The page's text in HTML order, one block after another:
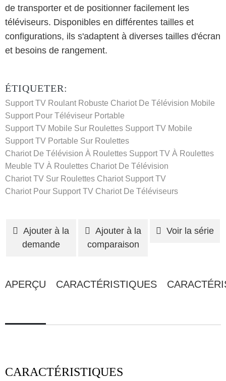
de transporter et de positionner facilement les
téléviseurs. Disponibles en différentes tailles et
configurations, ils s'adaptent à diverses tailles d'écran
et besoins de rangement.
ÉTIQUETER:
Support TV Roulant Robuste Chariot De Télévision Mobile
Support Pour Téléviseur Portable
Support TV Mobile Sur Roulettes Support TV Mobile
Support TV Portable Sur Roulettes
Chariot De Télévision À Roulettes Support TV À Roulettes
Meuble TV À Roulettes Chariot De Télévision
Chariot TV Sur Roulettes Chariot Support TV
Chariot Pour Support TV Chariot De Téléviseurs
Ajouter à la
demande
Ajouter à la
comparaison
Voir la série
APERÇU CARACTÉRISTIQUES
CARACTÉRISTIQUES